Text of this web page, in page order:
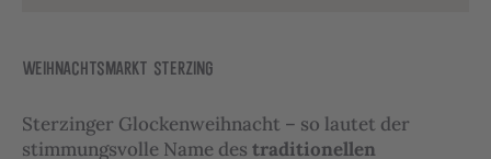
WEIHNACHTSMARKT STERZING
Sterzinger Glockenweihnacht – so lautet der
stimmungsvolle Name des traditionellen